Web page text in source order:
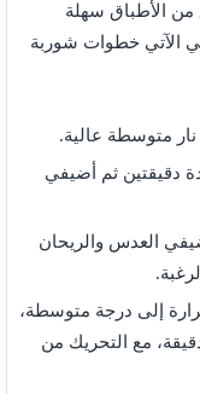
الأطباق سهلة
الآتي خطوات شوربة
متوسطة عالية.
دقيقتين ثم أضيفي
العدس والريحان
إلى درجة متوسطة،
ويُترك على نار خفيفة لمدة 35 دقيقة، مع التحريك من